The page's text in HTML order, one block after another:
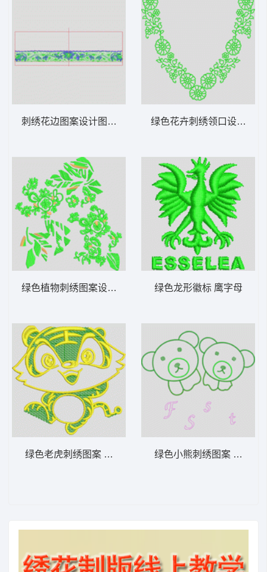
刺绣花边图案设计图 单针曲线波浪袖
绿色植物刺绣图案设计 简单花
绿色老虎刺绣图案 小老虎
绿色花卉刺绣领口设计 包
绿色龙形徽标 鹰字母
绿色小熊刺绣图案 小熊贴